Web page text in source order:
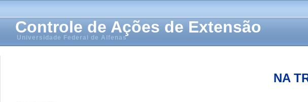
Controle de Ações de Extensão
Universidade Federal de Alfenas
NA